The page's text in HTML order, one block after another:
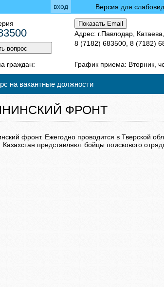
Версия для
вход
вопрос
Показать Email
Адрес: г.Павлодар,
8 (7182) 683500, 8 (7182)
граждан: График приема: Вторник,
на вакантные должности
ФРОНТ
фронт. Ежегодно проводится в Тверской
Казахстан представляют бойцы поискового